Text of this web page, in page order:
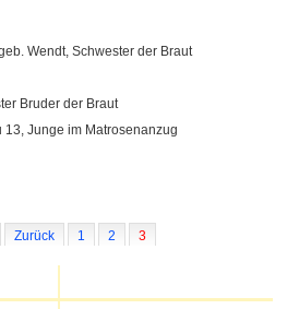
Wendt, Schwester der Braut
Bruder der Braut
13, Junge im Matrosenanzug
Zurück 1 2 3